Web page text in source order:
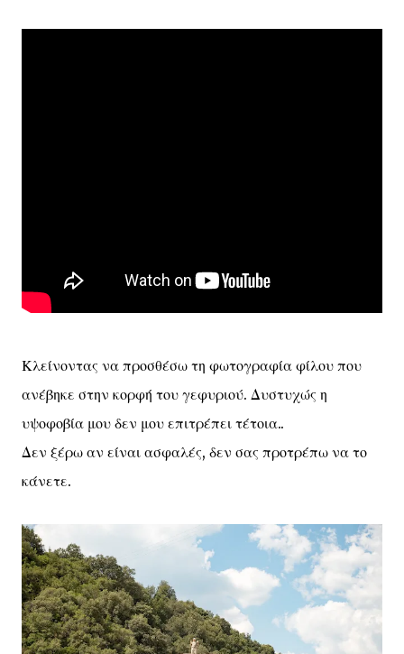
Κλείνοντας να προσθέσω τη φωτογραφία φίλου που
ανέβηκε στην κορφή του γεφυριού. Δυστυχώς η
υψοφοβία μου δεν μου επιτρέπει τέτοια..
Δεν ξέρω αν είναι ασφαλές, δεν σας προτρέπω να το
κάνετε.